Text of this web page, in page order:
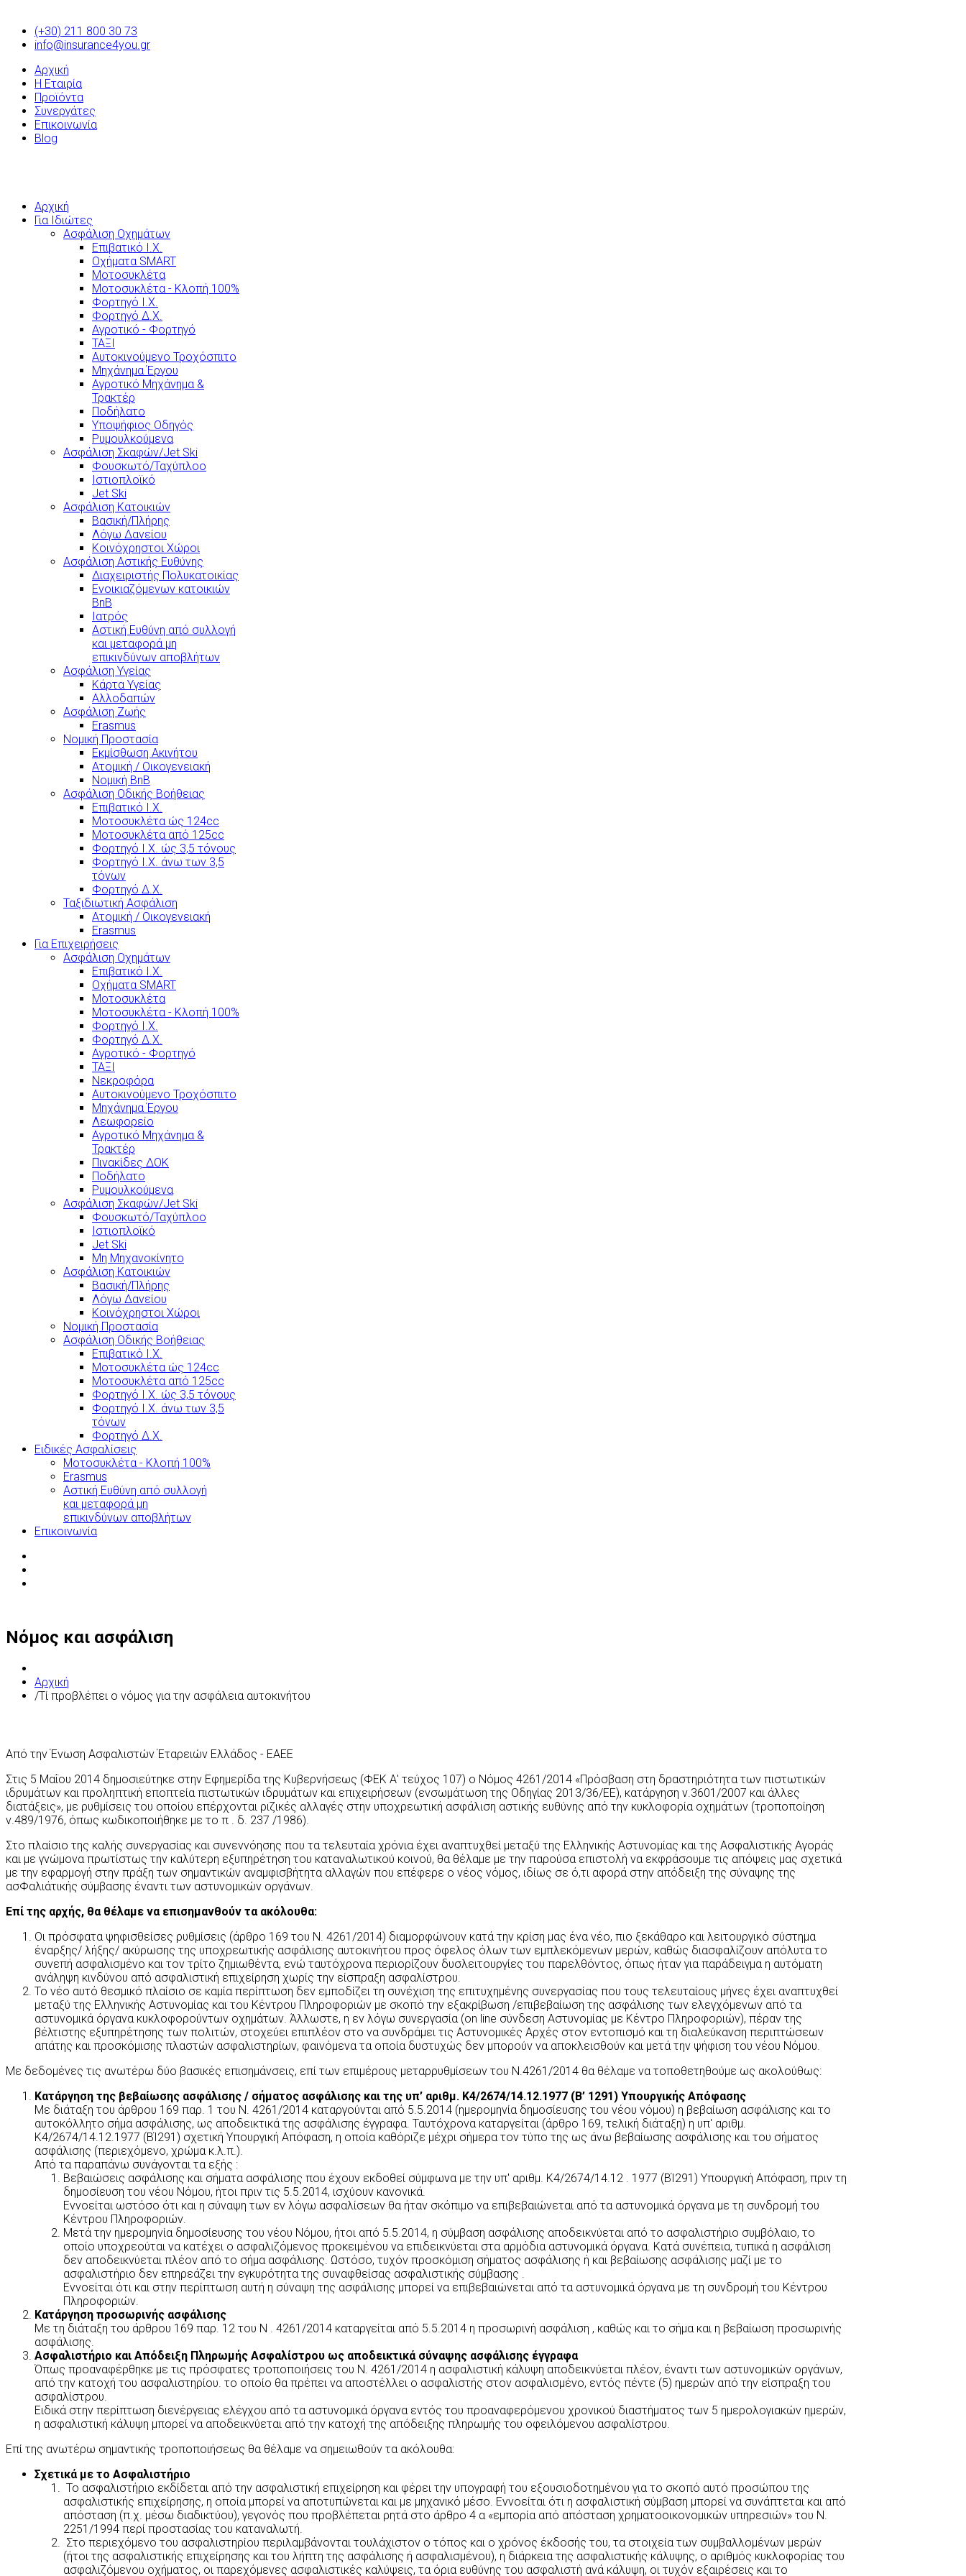
(+30) 211 800 30 73
info@insurance4you.gr
Αρχική
Η Εταιρία
Προϊόντα
Συνεργάτες
Επικοινωνία
Blog
Αρχική
Για Ιδιώτες
Ασφάλιση Οχημάτων
Επιβατικό Ι.Χ.
Οχήματα SMART
Μοτοσυκλέτα
Μοτοσυκλέτα - Κλοπή 100%
Φορτηγό Ι.Χ.
Φορτηγό Δ.Χ.
Αγροτικό - Φορτηγό
ΤΑΞΙ
Αυτοκινούμενο Τροχόσπιτο
Μηχάνημα Έργου
Αγροτικό Μηχάνημα &
Τρακτέρ
Ποδήλατο
Υποψήφιος Οδηγός
Ρυμουλκούμενα
Ασφάλιση Σκαφών/Jet Ski
Φουσκωτό/Ταχύπλοο
Ιστιοπλοϊκό
Jet Ski
Ασφάλιση Κατοικιών
Βασική/Πλήρης
Λόγω Δανείου
Κοινόχρηστοι Χώροι
Ασφάλιση Αστικής Ευθύνης
Διαχειριστής Πολυκατοικίας
Ενοικιαζόμενων κατοικιών
BnB
Ιατρός
Αστική Ευθύνη από συλλογή
και μεταφορά μη
επικινδύνων αποβλήτων
Ασφάλιση Υγείας
Κάρτα Υγείας
Αλλοδαπών
Ασφάλιση Ζωής
Erasmus
Νομική Προστασία
Εκμίσθωση Ακινήτου
Ατομική / Οικογενειακή
Νομική BnB
Ασφάλιση Οδικής Βοήθειας
Επιβατικό Ι.Χ.
Μοτοσυκλέτα ώς 124cc
Μοτοσυκλέτα από 125cc
Φορτηγό Ι.Χ. ώς 3,5 τόνους
Φορτηγό Ι.Χ. άνω των 3,5
τόνων
Φορτηγό Δ.Χ.
Ταξιδιωτική Ασφάλιση
Ατομική / Οικογενειακή
Erasmus
Για Επιχειρήσεις
Ασφάλιση Οχημάτων
Επιβατικό Ι.Χ.
Οχήματα SMART
Μοτοσυκλέτα
Μοτοσυκλέτα - Κλοπή 100%
Φορτηγό Ι.Χ.
Φορτηγό Δ.Χ.
Αγροτικό - Φορτηγό
ΤΑΞΙ
Νεκροφόρα
Αυτοκινούμενο Τροχόσπιτο
Μηχάνημα Έργου
Λεωφορείο
Αγροτικό Μηχάνημα &
Τρακτέρ
Πινακίδες ΔΟΚ
Ποδήλατο
Ρυμουλκούμενα
Ασφάλιση Σκαφών/Jet Ski
Φουσκωτό/Ταχύπλοο
Ιστιοπλοϊκό
Jet Ski
Μη Μηχανοκίνητο
Ασφάλιση Κατοικιών
Βασική/Πλήρης
Λόγω Δανείου
Κοινόχρηστοι Χώροι
Νομική Προστασία
Ασφάλιση Οδικής Βοήθειας
Επιβατικό Ι.Χ.
Μοτοσυκλέτα ώς 124cc
Μοτοσυκλέτα από 125cc
Φορτηγό Ι.Χ. ώς 3,5 τόνους
Φορτηγό Ι.Χ. άνω των 3,5
τόνων
Φορτηγό Δ.Χ.
Ειδικές Ασφαλίσεις
Μοτοσυκλέτα - Κλοπή 100%
Erasmus
Αστική Ευθύνη από συλλογή
και μεταφορά μη
επικινδύνων αποβλήτων
Επικοινωνία
Νόμος και ασφάλιση
Αρχική
/Τί προβλέπει ο νόμος για την ασφάλεια αυτοκινήτου
Από την Ένωση Ασφαλιστών Έταρειών Ελλάδος - ΕΑΕΕ
Στις 5 Μαΐου 2014 δημοσιεύτηκε στην Εφημερίδα της Κυβερνήσεως (ΦΕΚ Α' τεύχος 107) ο Νόμος 4261/2014 «Πρόσβαση στη δραστηριότητα των πιστωτικών
ιδρυμάτων και προληπτική εποπτεία πιστωτικών ιδρυμάτων και επιχειρήσεων (ενσωμάτωση της Οδηγίας 2013/36/ΕΕ), κατάργηση ν.3601/2007 και άλλες
διατάξεις», με ρυθμίσεις του οποίου επέρχονται ριζικές αλλαγές στην υποχρεωτική ασφάλιση αστικής ευθύνης από την κυκλοφορία οχημάτων (τροποποίηση
ν.489/1976, όπως κωδικοποιήθηκε με το π . δ. 237 /1986).
Στο πλαίσιο της καλής συνεργασίας και συνεννόησης που τα τελευταία χρόνια έχει αναπτυχθεί μεταξύ της Ελληνικής Αστυνομίας και της Ασφαλιστικής Αγοράς
και με γνώμονα πρωτίστως την καλύτερη εξυπηρέτηση του καταναλωτικού κοινού, θα θέλαμε με την παρούσα επιστολή να εκφράσουμε τις απόψεις μας σχετικά
με την εφαρμογή στην πράξη των σημαντικών αναμφισβήτητα αλλαγών που επέφερε ο νέος νόμος, ιδίως σε ό,τι αφορά στην απόδειξη της σύναψης της
ασΦαλιάτικής σύμβασης έναντι των αστυνομικών οργάνων.
Επί της αρχής, θα θέλαμε να επισημανθούν τα ακόλουθα:
Οι πρόσφατα ψηφισθείσες ρυθμίσεις (άρθρο 169 του Ν. 4261/2014) διαμορφώνουν κατά την κρίση μας ένα νέο, πιο ξεκάθαρο και λειτουργικό σύστημα
έναρξης/ λήξης/ ακύρωσης της υποχρεωτικής ασφάλισης αυτοκινήτου προς όφελος όλων των εμπλεκόμενων μερών, καθώς διασφαλίζουν απόλυτα το
συνεπή ασφαλισμένο και τον τρίτο ζημιωθέντα, ενώ ταυτόχρονα περιορίζουν δυσλειτουργίες του παρελθόντος, όπως ήταν για παράδειγμα η αυτόματη
ανάληψη κινδύνου από ασφαλιστική επιχείρηση χωρίς την είσπραξη ασφαλίστρου.
Το νέο αυτό θεσμικό πλαίσιο σε καμία περίπτωση δεν εμποδίζει τη συνέχιση της επιτυχημένης συνεργασίας που τους τελευταίους μήνες έχει αναπτυχθεί
μεταξύ της Ελληνικής Αστυνομίας και του Κέντρου Πληροφοριών με σκοπό την εξακρίβωση /επιβεβαίωση της ασφάλισης των ελεγχόμενων από τα
αστυνομικά όργανα κυκλοφορούντων οχημάτων. Άλλωστε, η εν λόγω συνεργασία (on line σύνδεση Αστυνομίας με Κέντρο Πληροφοριών), πέραν της
βέλτιστης εξυπηρέτησης των πολιτών, στοχεύει επιπλέον στο να συνδράμει τις Αστυνομικές Αρχές στον εντοπισμό και τη διαλεύκανση περιπτώσεων
απάτης και προσκόμισης πλαστών ασφαλιστηρίων, φαινόμενα τα οποία δυστυχώς δεν μπορούν να αποκλεισθούν και μετά την ψήφιση του νέου Νόμου.
Με δεδομένες τις ανωτέρω δύο βασικές επισημάνσεις, επί των επιμέρους μεταρρυθμίσεων του Ν.4261/2014 θα θέλαμε να τοποθετηθούμε ως ακολούθως:
Κατάργηση της βεβαίωσης ασφάλισης / σήματος ασφάλισης και της υπ’ αριθμ. Κ4/2674/14.12.1977 (Β’ 1291) Υπουργικής Απόφασης
Με διάταξη του άρθρου 169 παρ. 1 του Ν. 4261/2014 καταργούνται από 5.5.2014 (ημερομηνία δημοσίευσης του νέου νόμου) η βεβαίωση ασφάλισης και το
αυτοκόλλητο σήμα ασφάλισης, ως αποδεικτικά της ασφάλισης έγγραφα. Ταυτόχρονα καταργείται (άρθρο 169, τελική διάταξη) η υπ' αριθμ.
Κ4/2674/14.12.1977 (ΒΊ291) σχετική Υπουργική Απόφαση, η οποία καθόριζε μέχρι σήμερα τον τύπο της ως άνω βεβαίωσης ασφάλισης και του σήματος
ασφάλισης (περιεχόμενο, χρώμα κ.λ.π.).
Από τα παραπάνω συνάγονται τα εξής :
Βεβαιώσεις ασφάλισης και σήματα ασφάλισης που έχουν εκδοθεί σύμφωνα με την υπ' αριθμ. Κ4/2674/14.12 . 1977 (ΒΊ291) Υπουργική Απόφαση, πριν τη
δημοσίευση του νέου Νόμου, ήτοι πριν τις 5.5.2014, ισχύουν κανονικά.
Εννοείται ωστόσο ότι και η σύναψη των εν λόγω ασφαλίσεων θα ήταν σκόπιμο να επιβεβαιώνεται από τα αστυνομικά όργανα με τη συνδρομή του
Κέντρου Πληροφοριών.
Μετά την ημερομηνία δημοσίευσης του νέου Νόμου, ήτοι από 5.5.2014, η σύμβαση ασφάλισης αποδεικνύεται από το ασφαλιστήριο συμβόλαιο, το
οποίο υποχρεούται να κατέχει ο ασφαλιζόμενος προκειμένου να επιδεικνύεται στα αρμόδια αστυνομικά όργανα. Κατά συνέπεια, τυπικά η ασφάλιση
δεν αποδεικνύεται πλέον από το σήμα ασφάλισης. Ωστόσο, τυχόν προσκόμιση σήματος ασφάλισης ή και βεβαίωσης ασφάλισης μαζί με το
ασφαλιστήριο δεν επηρεάζει την εγκυρότητα της συναφθείσας ασφαλιστικής σύμβασης .
Εννοείται ότι και στην περίπτωση αυτή η σύναψη της ασφάλισης μπορεί να επιβεβαιώνεται από τα αστυνομικά όργανα με τη συνδρομή του Κέντρου
Πληροφοριών.
Κατάργηση προσωρινής ασφάλισης
Με τη διάταξη του άρθρου 169 παρ. 12 του Ν . 4261/2014 καταργείται από 5.5.2014 η προσωρινή ασφάλιση , καθώς και το σήμα και η βεβαίωση προσωρινής
ασφάλισης.
Ασφαλιστήριο και Απόδειξη Πληρωμής Ασφαλίστρου ως αποδεικτικά σύναψης ασφάλισης έγγραφα
Όπως προαναφέρθηκε με τις πρόσφατες τροποποιήσεις του Ν. 4261/2014 η ασφαλιστική κάλυψη αποδεικνύεται πλέον, έναντι των αστυνομικών οργάνων,
από την κατοχή του ασφαλιστηρίου. το οποίο θα πρέπει να αποστέλλει ο ασφαλιστής στον ασφαλισμένο, εντός πέντε (5) ημερών από την είσπραξη του
ασφαλίστρου.
Ειδικά στην περίπτωση διενέργειας ελέγχου από τα αστυνομικά όργανα εντός του προαναφερόμενου χρονικού διαστήματος των 5 ημερολογιακών ημερών,
η ασφαλιστική κάλυψη μπορεί να αποδεικνύεται από την κατοχή της απόδειξης πληρωμής του οφειλόμενου ασφαλίστρου.
Επί της ανωτέρω σημαντικής τροποποιήσεως θα θέλαμε να σημειωθούν τα ακόλουθα:
Σχετικά με το Ασφαλιστήριο
Το ασφαλιστήριο εκδίδεται από την ασφαλιστική επιχείρηση και φέρει την υπογραφή του εξουσιοδοτημένου για το σκοπό αυτό προσώπου της
ασφαλιστικής επιχείρησης, η οποία μπορεί να αποτυπώνεται και με μηχανικό μέσο. Εννοείται ότι η ασφαλιστική σύμβαση μπορεί να συνάπτεται και από
απόσταση (π.χ. μέσω διαδικτύου), γεγονός που προβλέπεται ρητά στο άρθρο 4 α «εμπορία από απόσταση χρηματοοικονομικών υπηρεσιών» του Ν.
2251/1994 περί προστασίας του καταναλωτή.
Στο περιεχόμενο του ασφαλιστηρίου περιλαμβάνονται τουλάχιστον ο τόπος και ο χρόνος έκδοσής του, τα στοιχεία των συμβαλλομένων μερών
(ήτοι της ασφαλιστικής επιχείρησης και του λήπτη της ασφάλισης ή ασφαλισμένου), η διάρκεια της ασφαλιστικής κάλυψης, ο αριθμός κυκλοφορίας του
ασφαλιζόμενου οχήματος, οι παρεχόμενες ασφαλιστικές καλύψεις, τα όρια ευθύνης του ασφαλιστή ανά κάλυψη, οι τυχόν εξαιρέσεις και το